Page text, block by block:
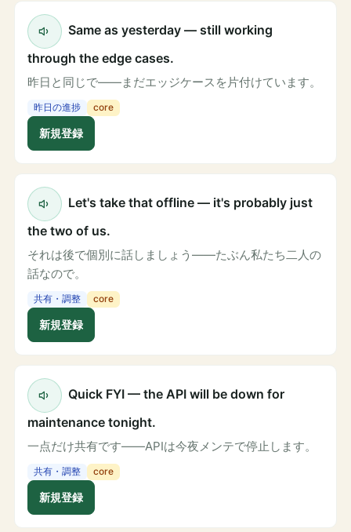
Same as yesterday — still working
through the edge cases.
昨日と同じで——まだエッジケースを片付けています。
昨日の進捗 core
新規登録
Let's take that offline — it's probably just
the two of us.
それは後で個別に話しましょう——たぶん私たち二人の
話なので。
共有・調整 core
新規登録
Quick FYI — the API will be down for
maintenance tonight.
一点だけ共有です——APIは今夜メンテで停止します。
共有・調整 core
新規登録